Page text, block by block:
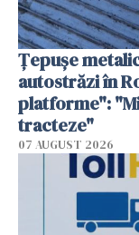
Țepușe
autostrăzi în
platforme":
tracteze"
07 AUGUST 2026